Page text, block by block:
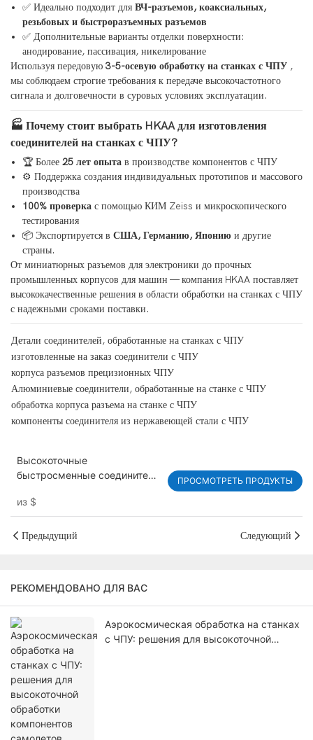
✅ Идеально подходит для ВЧ-разъемов, коаксиальных,
резьбовых и быстроразъемных разъемов
✅ Дополнительные варианты отделки поверхности:
анодирование, пассивация, никелирование
Используя передовую 3-5-осевую обработку на станках с ЧПУ ,
мы соблюдаем строгие требования к передаче высокочастотного
сигнала и долговечности в суровых условиях эксплуатации.
🏭 Почему стоит выбрать HKAA для изготовления
соединителей на станках с ЧПУ?
🏆 Более 25 лет опытав производстве компонентов с ЧПУ
⚙️ Поддержка создания индивидуальных прототипов и массового
производства
100% проверкас помощью КИМ Zeiss и микроскопического
тестирования
📦 Экспортируется в США, Германию, Япониюи другие
страны.
От миниатюрных разъемов для электроники до прочных
промышленных корпусов для машин — компания HKAA поставляет
высококачественные решения в области обработки на станках с ЧПУ
с надежными сроками поставки.
Детали соединителей, обработанные на станках с ЧПУ
изготовленные на заказ соединители с ЧПУ
корпуса разъемов прецизионных ЧПУ
Алюминиевые соединители, обработанные на станке с ЧПУ
обработка корпуса разъема на станке с ЧПУ
компоненты соединителя из нержавеющей стали с ЧПУ
Высокоточные
быстросменные соединители
для соединителей с ЧПУ –
HKAA
из $
ПРОСМОТРЕТЬ ПРОДУКТЫ
Предыдущий Следующий
РЕКОМЕНДОВАНО ДЛЯ ВАС
Аэрокосмическая обработка на станках
с ЧПУ: решения для высокоточной